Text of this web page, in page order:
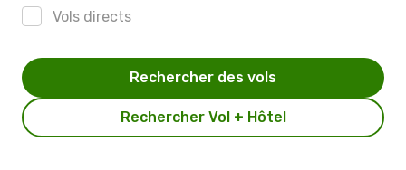
Vols directs
Rechercher Vol + Hôtel
Rechercher des vols